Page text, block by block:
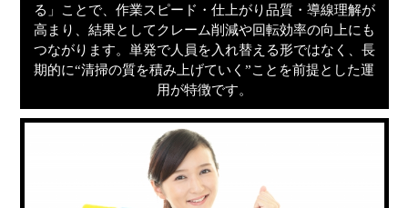
る」ことで、作業スピード・仕上がり品質・導線理解が
高まり、結果としてクレーム削減や回転効率の向上にも
つながります。単発で人員を入れ替える形ではなく、長
期的に“清掃の質を積み上げていく”ことを前提とした運
用が特徴です。